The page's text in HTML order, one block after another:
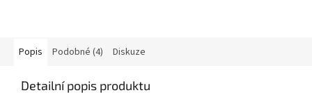
Popis Podobné (4) Diskuze
Detailní popis produktu